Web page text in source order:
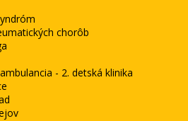
chorôb
- 2. detská klinika